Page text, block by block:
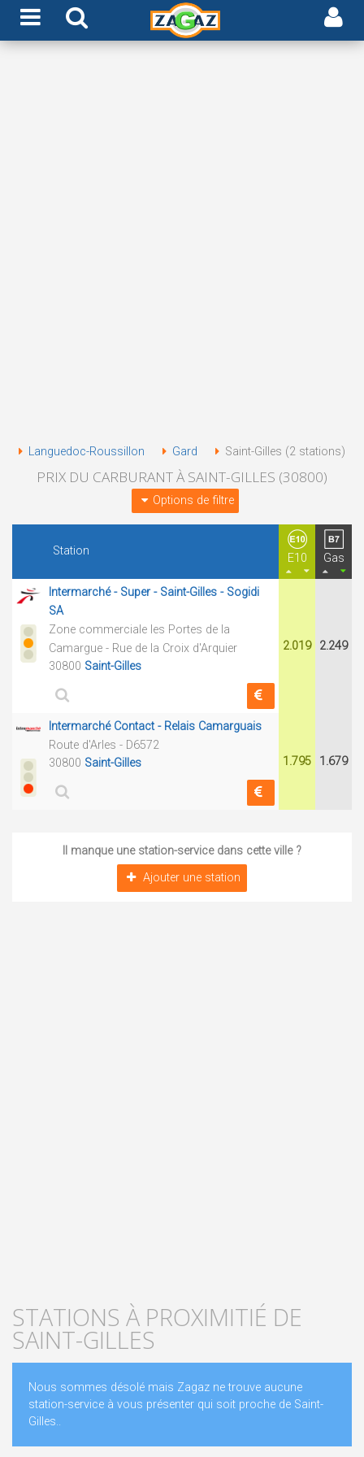
Languedoc-Roussillon Gard Saint-Gilles (2 stations)
PRIX DU CARBURANT À SAINT-GILLES (30800)
Options de filtre
Station
E10 Gas
Intermarché - Super - Saint-Gilles - Sogidi
SA
Zone commerciale les Portes de la
Camargue - Rue de la Croix d'Arquier
30800 Saint-Gilles
2.019 2.249
Intermarché Contact - Relais Camarguais
Route d'Arles - D6572
30800 Saint-Gilles 1.795 1.679
Il manque une station-service dans cette ville ?
Ajouter une station
STATIONS À PROXIMITIÉ DE
SAINT-GILLES
Nous sommes désolé mais Zagaz ne trouve aucune
station-service à vous présenter qui soit proche de Saint-
Gilles..